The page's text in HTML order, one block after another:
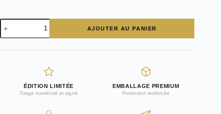
quantité
de
Photographie
montagne
AJOUTER AU PANIER
ÉDITION LIMITÉE
Tirage numéroté et signé
EMBALLAGE PREMIUM
Protection renforcée